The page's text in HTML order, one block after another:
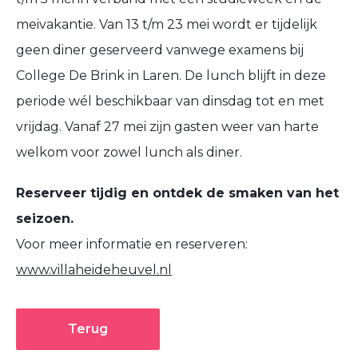
meivakantie. Van 13 t/m 23 mei wordt er tijdelijk
geen diner geserveerd vanwege examens bij
College De Brink in Laren. De lunch blijft in deze
periode wél beschikbaar van dinsdag tot en met
vrijdag. Vanaf 27 mei zijn gasten weer van harte
welkom voor zowel lunch als diner.
Reserveer tijdig en ontdek de smaken van het
seizoen.
Voor meer informatie en reserveren:
www.villaheideheuvel.nl
Terug